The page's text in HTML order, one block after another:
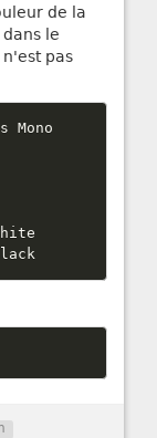
de la
le
pas
Mono